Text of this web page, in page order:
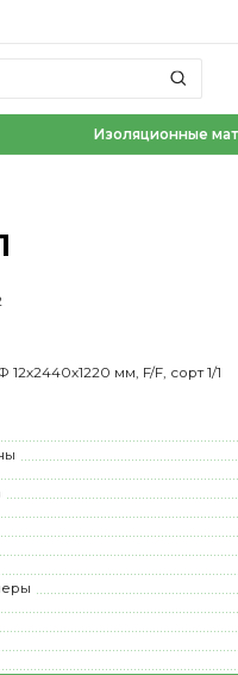
Изоляционные
мм, F/F, сорт 1/1